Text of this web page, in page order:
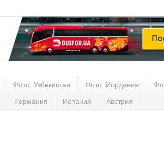
Фото. Узбекистан Фото. Иордания
Германия Испания Австрия